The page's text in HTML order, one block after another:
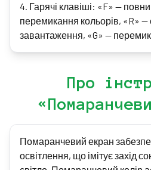
4. Гарячі клавіші: «F» —
перемикання кольорів, «R»
завантаження, «G» —
Про
Помаранчевий екран
освітлення, що імітує захід